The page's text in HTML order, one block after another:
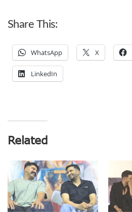
Share This:
WhatsApp X
LinkedIn
Related